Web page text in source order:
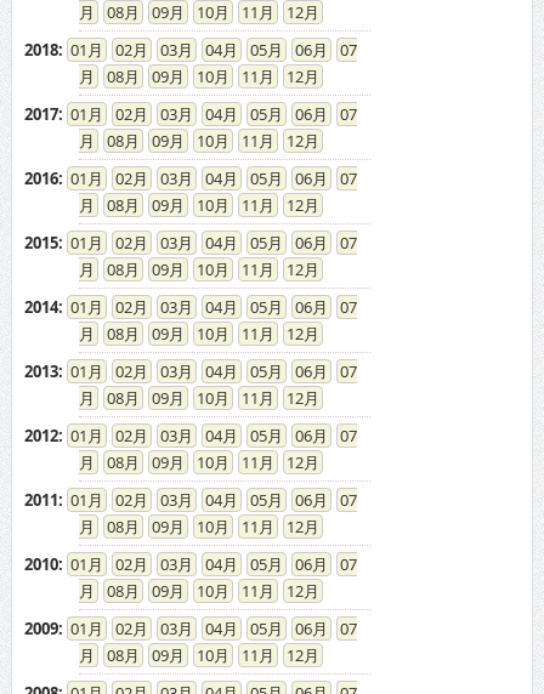
08
09 10 11
12
2018: 01 02 03 04 05 06
07
08
09 10 11
12
2017: 01 02 03 04 05 06
07
08
09 10 11
12
2016: 01 02 03 04 05 06
07
08
09 10 11
12
2015: 01 02 03 04 05 06
07
08
09 10 11
12
2014: 01 02 03 04 05 06
07
08
09 10 11
12
2013: 01 02 03 04 05 06
07
08
09 10 11
12
2012: 01 02 03 04 05 06
07
08
09 10 11
12
2011: 01 02 03 04 05 06
07
08
09 10 11
12
2010: 01 02 03 04 05 06
07
08
09 10 11
12
2009: 01 02 03 04 05 06
07
08
09 10 11
12